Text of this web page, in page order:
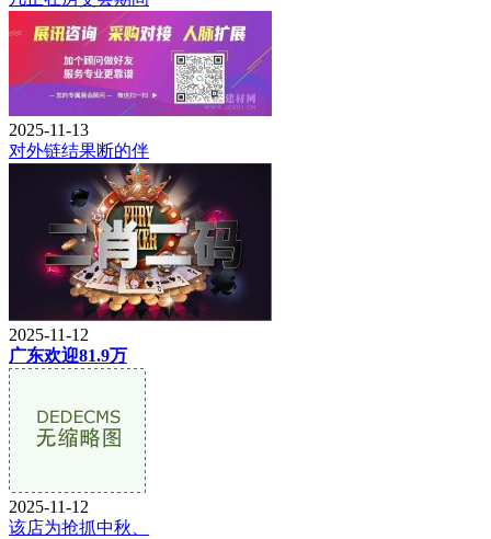
2025-11-13
对外链结果断的伴
2025-11-12
广东欢迎81.9万
2025-11-12
该店为抢抓中秋、